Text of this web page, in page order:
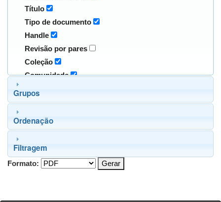
Título
Tipo de documento
Handle
Revisão por pares
Coleção
Comunidade
Grupos
Ordenação
Filtragem
Formato: